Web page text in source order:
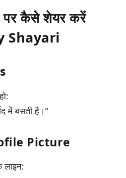
कैसे शेयर करें
Shayari
में बसती है।”
Picture
लाइन: